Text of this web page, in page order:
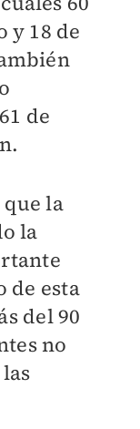
y 18 de
de
la
la
de esta
del 90
no